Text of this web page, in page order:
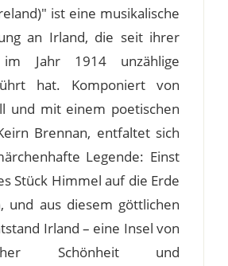
ist eine musikalische
an Irland, die seit ihrer
im Jahr 1914 unzählige
hat. Komponiert von
und mit einem poetischen
Brennan, entfaltet sich
Legende: Einst
Stück Himmel auf die Erde
und aus diesem göttlichen
Irland – eine Insel von
Schönheit und